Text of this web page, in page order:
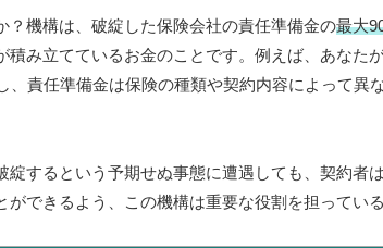
機構は、破綻した保険会社の責任準備金の最大
み立てているお金のことです。例えば、あなた
責任準備金は保険の種類や契約内容によって異
するという予期せぬ事態に遭遇しても、契約者
できるよう、この機構は重要な役割を担ってい